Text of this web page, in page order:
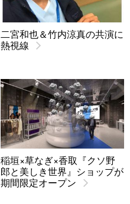
二宮和也＆竹内涼真の共演に
熱視線
稲垣×草なぎ×香取『クソ野
郎と美しき世界』ショップが
期間限定オープン